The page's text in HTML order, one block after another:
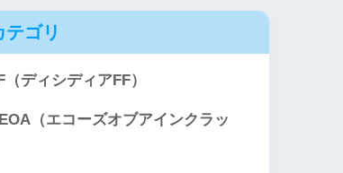
テゴリ
（ディシディアFF）
（エコーズオブアインクラッ